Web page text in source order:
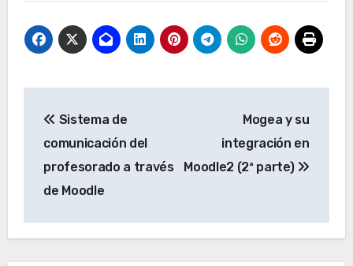
de
entradas
Sistema de
comunicación del
profesorado a través
de Moodle
Mogea y su
integración en
Moodle2 (2ª parte)